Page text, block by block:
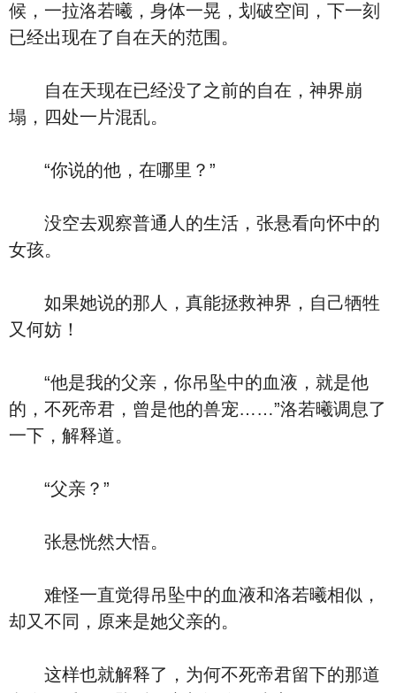
候，一拉洛若曦，身体一晃，划破空间，下一刻
已经出现在了自在天的范围。
自在天现在已经没了之前的自在，神界崩
塌，四处一片混乱。
“你说的他，在哪里？”
没空去观察普通人的生活，张悬看向怀中的
女孩。
如果她说的那人，真能拯救神界，自己牺牲
又何妨！
“他是我的父亲，你吊坠中的血液，就是他
的，不死帝君，曾是他的兽宠……”洛若曦调息了
一下，解释道。
“父亲？”
张悬恍然大悟。
难怪一直觉得吊坠中的血液和洛若曦相似，
却又不同，原来是她父亲的。
这样也就解释了，为何不死帝君留下的那道